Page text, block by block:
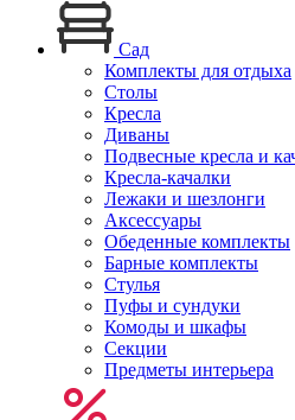
Сад
Комплекты для отдыха
Столы
Кресла
Диваны
Подвесные кресла и
Кресла-качалки
Лежаки и шезлонги
Аксессуары
Обеденные комплекты
Барные комплекты
Стулья
Пуфы и сундуки
Комоды и шкафы
Секции
Предметы интерьера